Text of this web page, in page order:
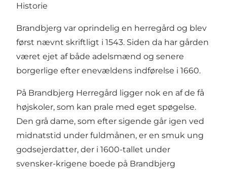
Historie
Brandbjerg var oprindelig en herregård og blev
først nævnt skriftligt i 1543. Siden da har gården
været ejet af både adelsmænd og senere
borgerlige efter enevældens indførelse i 1660.
På Brandbjerg Herregård ligger nok en af de få
højskoler, som kan prale med eget spøgelse.
Den grå dame, som efter sigende går igen ved
midnatstid under fuldmånen, er en smuk ung
godsejerdatter, der i 1600-tallet under
svensker-krigene boede på Brandbjerg